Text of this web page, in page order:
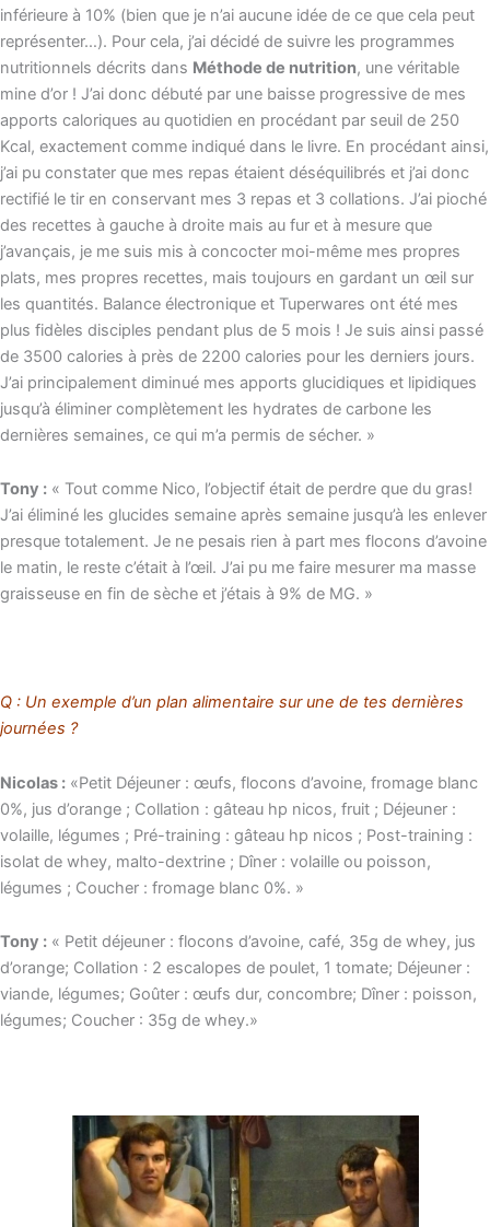
inférieure à 10% (bien que je n’ai aucune idée de ce que cela peut
représenter…). Pour cela, j’ai décidé de suivre les programmes
nutritionnels décrits dans Méthode de nutrition, une véritable
mine d’or ! J’ai donc débuté par une baisse progressive de mes
apports caloriques au quotidien en procédant par seuil de 250
Kcal, exactement comme indiqué dans le livre. En procédant ainsi,
j’ai pu constater que mes repas étaient déséquilibrés et j’ai donc
rectifié le tir en conservant mes 3 repas et 3 collations. J’ai pioché
des recettes à gauche à droite mais au fur et à mesure que
j’avançais, je me suis mis à concocter moi-même mes propres
plats, mes propres recettes, mais toujours en gardant un œil sur
les quantités. Balance électronique et Tuperwares ont été mes
plus fidèles disciples pendant plus de 5 mois ! Je suis ainsi passé
de 3500 calories à près de 2200 calories pour les derniers jours.
J’ai principalement diminué mes apports glucidiques et lipidiques
jusqu’à éliminer complètement les hydrates de carbone les
dernières semaines, ce qui m’a permis de sécher. »
Tony : « Tout comme Nico, l’objectif était de perdre que du gras!
J’ai éliminé les glucides semaine après semaine jusqu’à les enlever
presque totalement. Je ne pesais rien à part mes flocons d’avoine
le matin, le reste c’était à l’œil. J’ai pu me faire mesurer ma masse
graisseuse en fin de sèche et j’étais à 9% de MG. »
Q : Un exemple d’un plan alimentaire sur une de tes dernières
journées ?
Nicolas : «Petit Déjeuner : œufs, flocons d’avoine, fromage blanc
0%, jus d’orange ; Collation : gâteau hp nicos, fruit ; Déjeuner :
volaille, légumes ; Pré-training : gâteau hp nicos ; Post-training :
isolat de whey, malto-dextrine ; Dîner : volaille ou poisson,
légumes ; Coucher : fromage blanc 0%. »
Tony : « Petit déjeuner : flocons d’avoine, café, 35g de whey, jus
d’orange; Collation : 2 escalopes de poulet, 1 tomate; Déjeuner :
viande, légumes; Goûter : œufs dur, concombre; Dîner : poisson,
légumes; Coucher : 35g de whey.»